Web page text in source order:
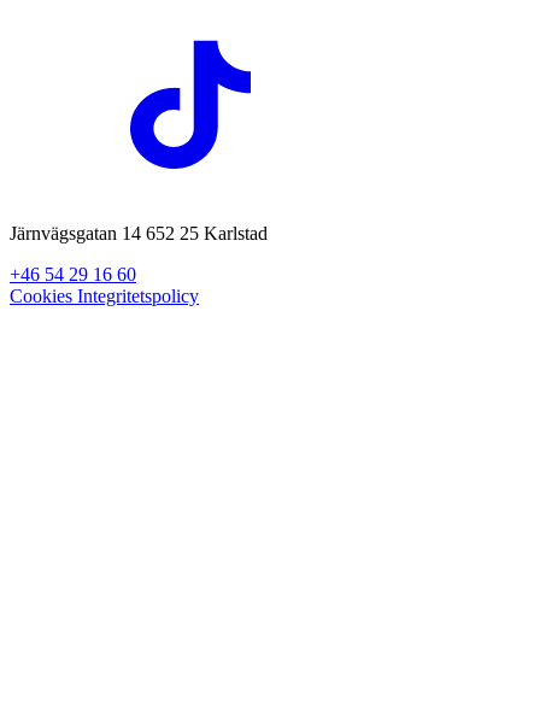
Järnvägsgatan 14 652 25 Karlstad
+46 54 29 16 60
Cookies Integritetspolicy